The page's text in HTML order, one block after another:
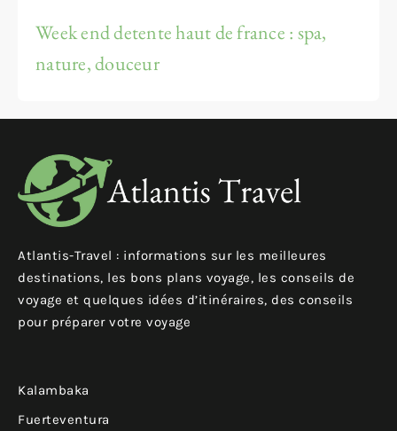
Week end detente haut de france : spa,
nature, douceur
Atlantis-Travel : informations sur les meilleures
destinations, les bons plans voyage, les conseils de
voyage et quelques idées d’itinéraires, des conseils
pour préparer votre voyage
Kalambaka
Fuerteventura